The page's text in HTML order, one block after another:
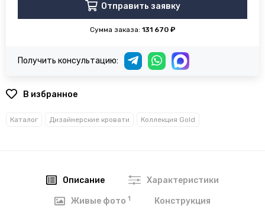
Отправить заявку
Сумма заказа: 131 670 ₽
Получить консультацию:
В избранное
Каталог Дизайнерские кровати Коллекция Gold
Описание Характеристики
Живые фото 1 Конструкция